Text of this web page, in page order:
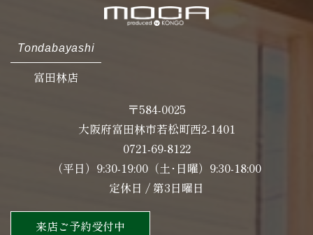
Tondabayashi
富田林店
〒584-0025
大阪府富田林市若松町西2-1401
0721-69-8122
（平日）9:30-19:00（土･日曜）9:30-18:00
定休日 / 第3日曜日
来店ご予約受付中